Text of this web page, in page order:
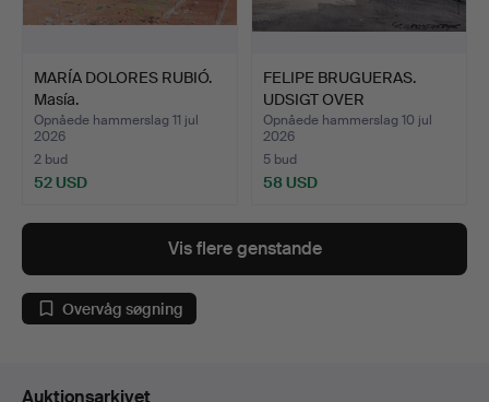
MARÍA DOLORES RUBIÓ.
Masía.
Opnåede hammerslag 11 jul
2026
2 bud
52 USD
FELIPE BRUGUERAS.
UDSIGT OVER
COLUMBUS, BA…
Opnåede hammerslag 10 jul
2026
5 bud
58 USD
Vis flere genstande
Overvåg søgning
Auktionsarkivet